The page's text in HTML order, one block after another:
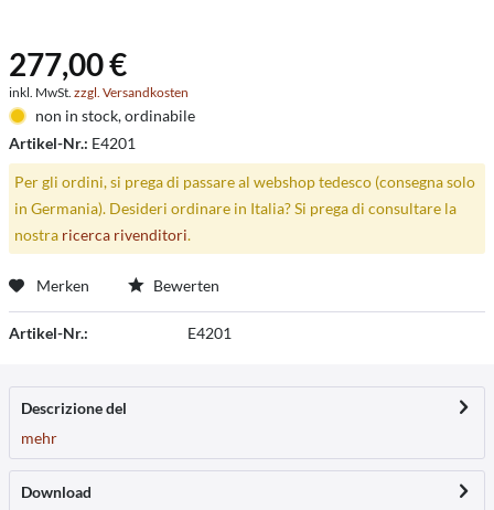
277,00 €
inkl. MwSt. zzgl. Versandkosten
non in stock, ordinabile
Artikel-Nr.: E4201
Per gli ordini, si prega di passare al webshop tedesco (consegna solo
in Germania). Desideri ordinare in Italia? Si prega di consultare la
nostra ricerca rivenditori.
Merken Bewerten
Artikel-Nr.: E4201
Descrizione del
mehr
Download